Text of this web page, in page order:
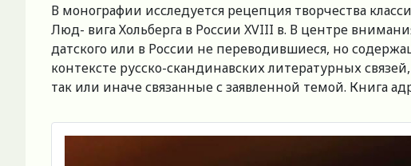
В монографии исследуется рецепция творчества
Люд- вига Хольберга в России XVIII в. В центре
датского или в России не переводившиеся, но
контексте русско-скандинавских литературных
так или иначе связанные с заявленной темой. Книга